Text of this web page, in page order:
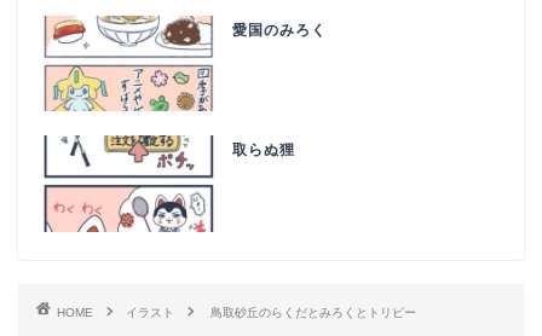
愛国のみろく
取らぬ狸
HOME イラスト 鳥取砂丘のらくだとみろくとトリピー